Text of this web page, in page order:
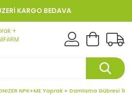
KARGO BEDAVA
12 TAKSIT!
NPK+ME Yaprak + Damlama Gübresi 1kg